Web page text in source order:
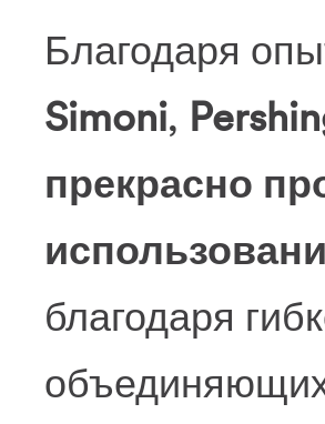
Благодаря
Simoni,
прекрасно
благодаря